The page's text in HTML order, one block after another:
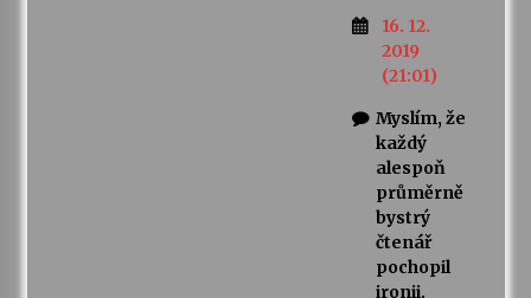
16. 12.
2019
(21:01)
Myslím, že
každý
alespoň
průměrně
bystrý
čtenář
pochopil
ironii.